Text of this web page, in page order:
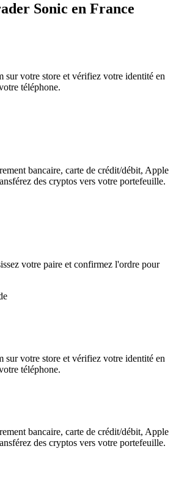
Sonic en France
sur votre store et vérifiez votre identité en
téléphone.
bancaire, carte de crédit/débit, Apple
des cryptos vers votre portefeuille.
votre paire et confirmez l'ordre pour
sur votre store et vérifiez votre identité en
téléphone.
bancaire, carte de crédit/débit, Apple
des cryptos vers votre portefeuille.